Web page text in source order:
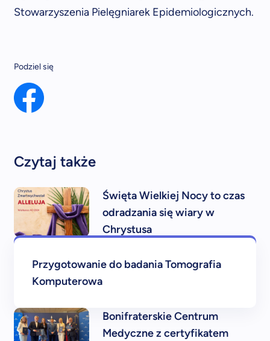
Stowarzyszenia Pielęgniarek Epidemiologicznych.
Podziel się
Czytaj także
Święta Wielkiej Nocy to czas
odradzania się wiary w
Chrystusa
Przygotowanie do badania Tomografia
Komputerowa
Bonifraterskie Centrum
Medyczne z certyfikatem